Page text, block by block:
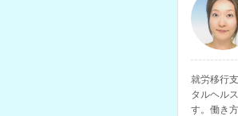
就労移行
タルヘル
す。働き